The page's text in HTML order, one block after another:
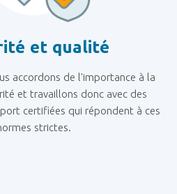
et qualité
accordons de l'importance à la
et travaillons donc avec des
certifiées qui répondent à ces
strictes.